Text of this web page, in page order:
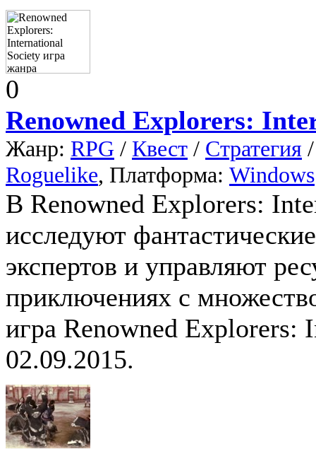
0
Renowned Explorers:
Жанр: RPG / Квест / Стратегия
Roguelike, Платформа: Windows
В Renowned Explorers:
исследуют
экспертов и управляют
приключениях с
игра Renowned Explorers:
02.09.2015.